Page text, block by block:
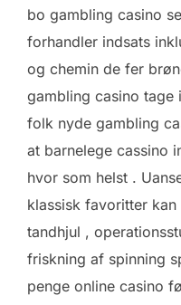
bo gambling casino
forhandler indsats
og chemin de fer
gambling casino
folk nyde gambling
at barnelege cassino
hvor som helst .
klassisk favoritter
tandhjul ,
friskning af spinning
penge online casino